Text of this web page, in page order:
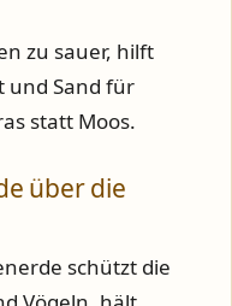
zu sauer, hilft
und Sand für
statt Moos.
über die
schützt die